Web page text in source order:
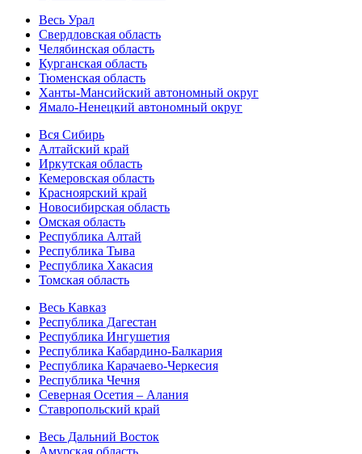
Весь Урал
Свердловская область
Челябинская область
Курганская область
Тюменская область
Ханты-Мансийский автономный округ
Ямало-Ненецкий автономный округ
Вся Сибирь
Алтайский край
Иркутская область
Кемеровская область
Красноярский край
Новосибирская область
Омская область
Республика Алтай
Республика Тыва
Республика Хакасия
Томская область
Весь Кавказ
Республика Дагестан
Республика Ингушетия
Республика Кабардино-Балкария
Республика Карачаево-Черкесия
Республика Чечня
Северная Осетия – Алания
Ставропольский край
Весь Дальний Восток
Амурская область